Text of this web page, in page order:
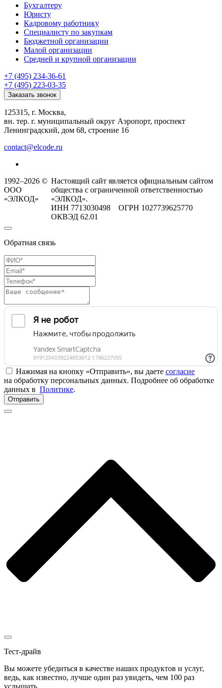
Бухгалтеру
Юристу
Кадровому работнику
Специалисту по закупкам
Бюджетной организации
Малой организации
Средней и крупной организации
+7 (495) 234-36-61
+7 (495) 223-03-35
Заказать звонок
125315, г. Москва,
вн. тер. г. муниципальный округ Аэропорт, проспект
Ленинградский, дом 68, строение 16
contact@elcode.ru
1992–2026 ©
ООО
«ЭЛКОД»
Настоящий сайт является официальным сайтом
общества с ограниченной ответственностью
«ЭЛКОД».
ИНН 7713030498 ОГРН 1027739625770
ОКВЭД 62.01
Обратная связь
Нажимая на кнопку «Отправить», вы даете согласие
на обработку персональных данных. Подробнее об обработке
данных в Политике.
Отправить
Тест-драйв
Вы можете убедиться в качестве наших продуктов и услуг,
ведь, как известно, лучше один раз увидеть, чем 100 раз
услышать